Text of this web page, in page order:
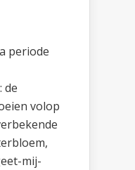
periode
de
volop
mij-